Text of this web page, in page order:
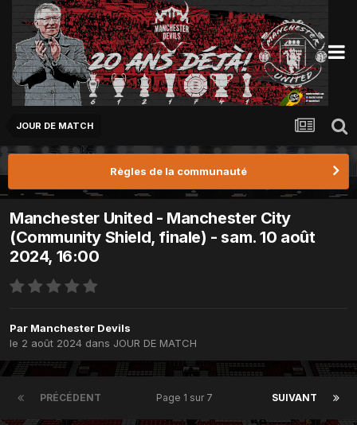
JOUR DE MATCH
Règles de la communauté
Manchester United - Manchester City
(Community Shield, finale) - sam. 10 août
2024, 16:00
Par Manchester Devils
le 2 août 2024 dans JOUR DE MATCH
PRÉCÉDENT SUIVANT
Page 1 sur 7